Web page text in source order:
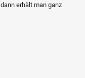
erhält man ganz